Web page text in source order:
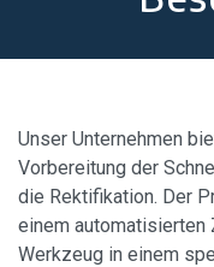
Unser Unternehmen
Vorbereitung der
die Rektifikation. Der
einem automatisierten
Werkzeug in einem